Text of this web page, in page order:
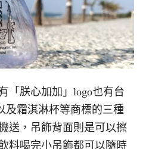
「朕心加加」logo也有台
及霜淇淋杯等商標的三種
送，吊飾背面則是可以擦
料喝完小吊飾都可以隨時